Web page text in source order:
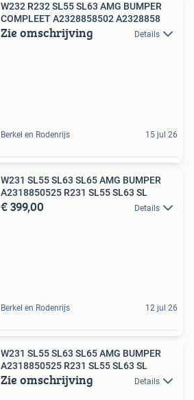
W232 R232 SL55 SL63 AMG BUMPER
COMPLEET A2328858502 A2328858
Zie omschrijving Details
Berkel en Rodenrijs 15 jul 26
W231 SL55 SL63 SL65 AMG BUMPER
A2318850525 R231 SL55 SL63 SL
€ 399,00 Details
Berkel en Rodenrijs 12 jul 26
W231 SL55 SL63 SL65 AMG BUMPER
A2318850525 R231 SL55 SL63 SL
Zie omschrijving Details